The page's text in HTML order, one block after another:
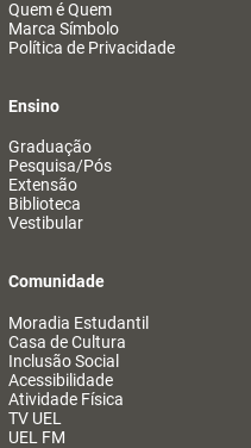
Quem é Quem
Marca Símbolo
Política de Privacidade
Ensino
Graduação
Pesquisa/Pós
Extensão
Biblioteca
Vestibular
Comunidade
Moradia Estudantil
Casa de Cultura
Inclusão Social
Acessibilidade
Atividade Física
TV UEL
UEL FM